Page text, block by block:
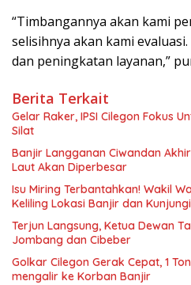
“Timbangannya akan kami
selisihnya akan kami
dan peningkatan layanan,”
Berita Terkait
Gelar Raker, IPSI Cilegon Fokus
Silat
Banjir Langganan Ciwandan
Laut Akan Diperbesar
Isu Miring Terbantahkan! Wakil
Keliling Lokasi Banjir dan Kunjungi
Terjun Langsung, Ketua Dewan
Jombang dan Cibeber
Golkar Cilegon Gerak Cepat, 1
mengalir ke Korban Banjir